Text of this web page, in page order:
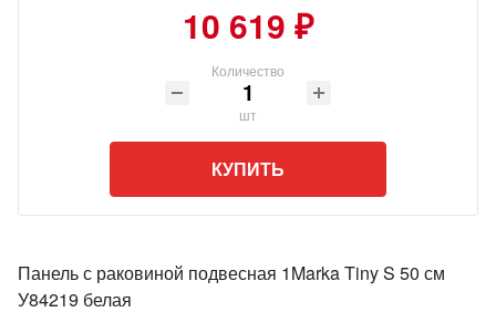
10 619 ₽
Количество
шт
КУПИТЬ
Панель с раковиной подвесная 1Marka Tiny S 50 см
У84219 белая